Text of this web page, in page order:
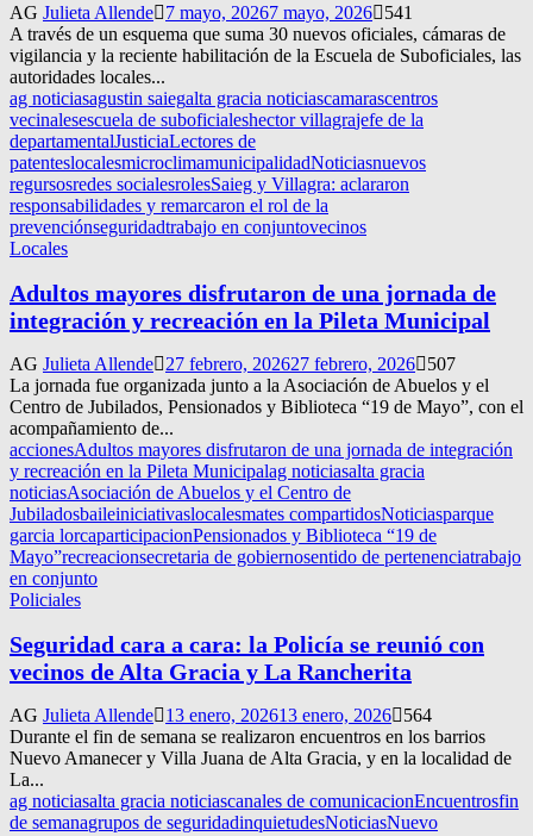
AG Julieta Allende 7 mayo, 20267 mayo, 2026
541
A través de un esquema que suma 30 nuevos oficiales, cámaras de
vigilancia y la reciente habilitación de la Escuela de Suboficiales, las
autoridades locales...
ag noticiasagustin saiegalta gracia noticiascamarascentros
vecinalesescuela de suboficialeshector villagrajefe de la
departamentalJusticiaLectores de
patenteslocalesmicroclimamunicipalidadNoticiasnuevos
regursosredes socialesrolesSaieg y Villagra: aclararon
responsabilidades y remarcaron el rol de la
prevenciónseguridadtrabajo en conjuntovecinos
Locales
Adultos mayores disfrutaron de una jornada de
integración y recreación en la Pileta Municipal
AG Julieta Allende 27 febrero, 202627 febrero, 2026
507
La jornada fue organizada junto a la Asociación de Abuelos y el
Centro de Jubilados, Pensionados y Biblioteca “19 de Mayo”, con el
acompañamiento de...
accionesAdultos mayores disfrutaron de una jornada de integración
y recreación en la Pileta Municipalag noticiasalta gracia
noticiasAsociación de Abuelos y el Centro de
Jubiladosbaileiniciativaslocalesmates compartidosNoticiasparque
garcia lorcaparticipacionPensionados y Biblioteca “19 de
Mayo”recreacionsecretaria de gobiernosentido de pertenenciatrabajo
en conjunto
Policiales
Seguridad cara a cara: la Policía se reunió con
vecinos de Alta Gracia y La Rancherita
AG Julieta Allende 13 enero, 202613 enero, 2026
564
Durante el fin de semana se realizaron encuentros en los barrios
Nuevo Amanecer y Villa Juana de Alta Gracia, y en la localidad de
La...
ag noticiasalta gracia noticiascanales de comunicacionEncuentrosfin
de semanagrupos de seguridadinquietudesNoticiasNuevo